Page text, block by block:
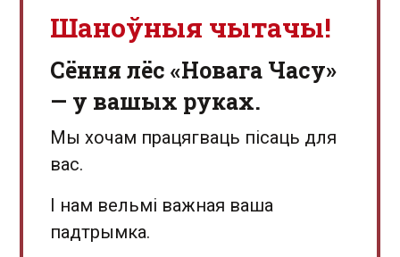
Шаноўныя чытачы!
Сёння лёс «Новага Часу»
— у вашых руках.
Мы хочам працягваць пісаць для
вас.
І нам вельмі важная ваша
падтрымка.